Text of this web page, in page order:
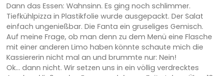
Dann das Essen: Wahnsinn. Es ging noch schlimmer.
Tiefkühlpizza in Plastikfolie wurde ausgepackt. Der Salat
einfach ungenießbar. Die Fanta ein gruseliges Gemisch.
Auf meine Frage, ob man denn zu dem Menü eine Flasche
mit einer anderen Limo haben könnte schaute mich die
Kassiererin nicht mal an und brummte nur: Nein!
Ok… dann nicht. Wir setzen uns in ein völlig verdrecktes